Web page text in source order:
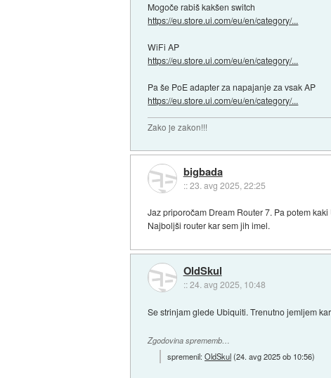
Mogoče rabiš kakšen switch
https://eu.store.ui.com/eu/en/category/...
WiFi AP
https://eu.store.ui.com/eu/en/category/...
Pa še PoE adapter za napajanje za vsak AP
https://eu.store.ui.com/eu/en/category/...
Zako je zakon!!!
bigbada
::23. avg 2025, 22:25
Jaz priporočam Dream Router 7. Pa potem
Najboljši router kar sem jih imel.
OldSkul
::24. avg 2025, 10:48
Se strinjam glede Ubiquiti. Trenutno jemljem
Zgodovina sprememb…
spremenil:OldSkul(24. avg 2025 ob 10:56)